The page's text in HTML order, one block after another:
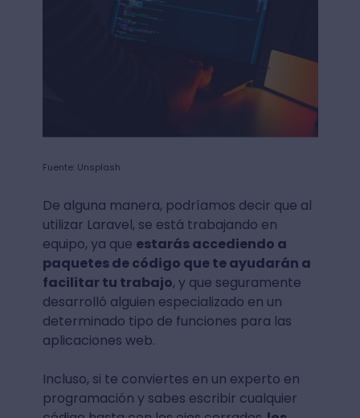
Fuente: Unsplash
De alguna manera, podríamos decir que al
utilizar Laravel, se está trabajando en
equipo, ya que estarás accediendo a
paquetes de código que te ayudarán a
facilitar tu trabajo, y que seguramente
desarrolló alguien especializado en un
determinado tipo de funciones para las
aplicaciones web.
Incluso, si te conviertes en un experto en
programación y sabes escribir cualquier